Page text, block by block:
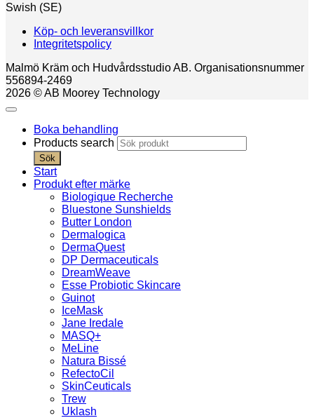
Swish (SE)
Köp- och leveransvillkor
Integritetspolicy
Malmö Kräm och Hudvårdsstudio AB. Organisationsnummer
556894-2469
2026 © AB Moorey Technology
Boka behandling
Products search
Sök
Start
Produkt efter märke
Biologique Recherche
Bluestone Sunshields
Butter London
Dermalogica
DermaQuest
DP Dermaceuticals
DreamWeave
Esse Probiotic Skincare
Guinot
IceMask
Jane Iredale
MASQ+
MeLine
Natura Bissé
RefectoCil
SkinCeuticals
Trew
Uklash